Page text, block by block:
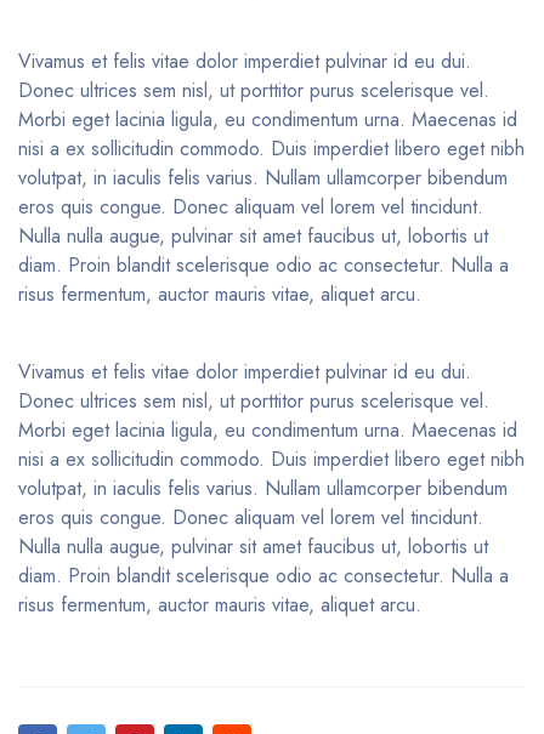
Vivamus et felis vitae dolor imperdiet pulvinar id eu dui.
Donec ultrices sem nisl, ut porttitor purus scelerisque vel.
Morbi eget lacinia ligula, eu condimentum urna. Maecenas id
nisi a ex sollicitudin commodo. Duis imperdiet libero eget nibh
volutpat, in iaculis felis varius. Nullam ullamcorper bibendum
eros quis congue. Donec aliquam vel lorem vel tincidunt.
Nulla nulla augue, pulvinar sit amet faucibus ut, lobortis ut
diam. Proin blandit scelerisque odio ac consectetur. Nulla a
risus fermentum, auctor mauris vitae, aliquet arcu.
Vivamus et felis vitae dolor imperdiet pulvinar id eu dui.
Donec ultrices sem nisl, ut porttitor purus scelerisque vel.
Morbi eget lacinia ligula, eu condimentum urna. Maecenas id
nisi a ex sollicitudin commodo. Duis imperdiet libero eget nibh
volutpat, in iaculis felis varius. Nullam ullamcorper bibendum
eros quis congue. Donec aliquam vel lorem vel tincidunt.
Nulla nulla augue, pulvinar sit amet faucibus ut, lobortis ut
diam. Proin blandit scelerisque odio ac consectetur. Nulla a
risus fermentum, auctor mauris vitae, aliquet arcu.